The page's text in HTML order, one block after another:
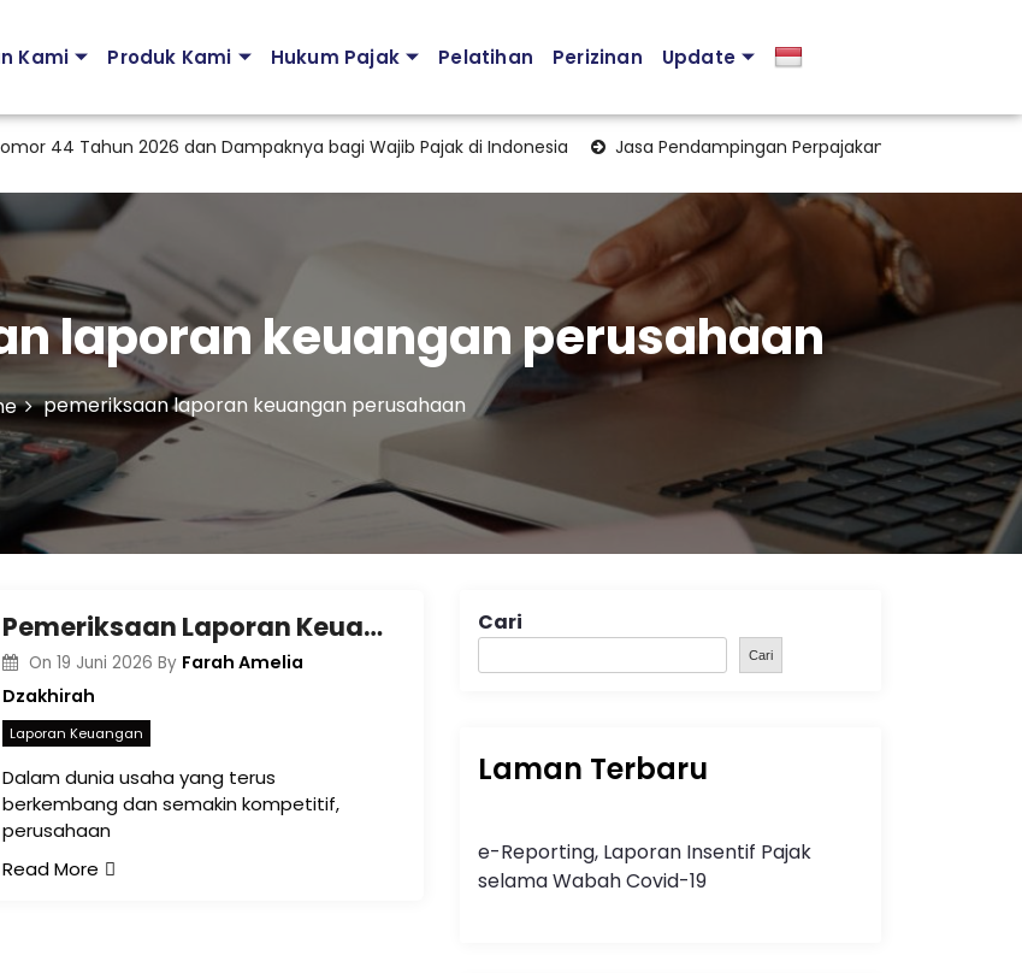
Kami Produk Kami Hukum Pajak Pelatihan Perizinan Update
Tahun 2026 dan Dampaknya bagi Wajib Pajak di Indonesia Jasa Pendampingan Perpajakan: Solusi Profesional
laporan keuangan perusahaan
pemeriksaan laporan keuangan perusahaan
Pemeriksaan Laporan Keuangan Perusahaan: Langkah Strategis Menjaga Transparansi dan Keamanan Bisnis di Indonesia
On 19 Juni 2026 By Farah Amelia
Dzakhirah
Laporan Keuangan
Dalam dunia usaha yang terus
berkembang dan semakin kompetitif,
perusahaan
Read More
Cari
Cari
Laman Terbaru
e-Reporting, Laporan Insentif Pajak
selama Wabah Covid-19